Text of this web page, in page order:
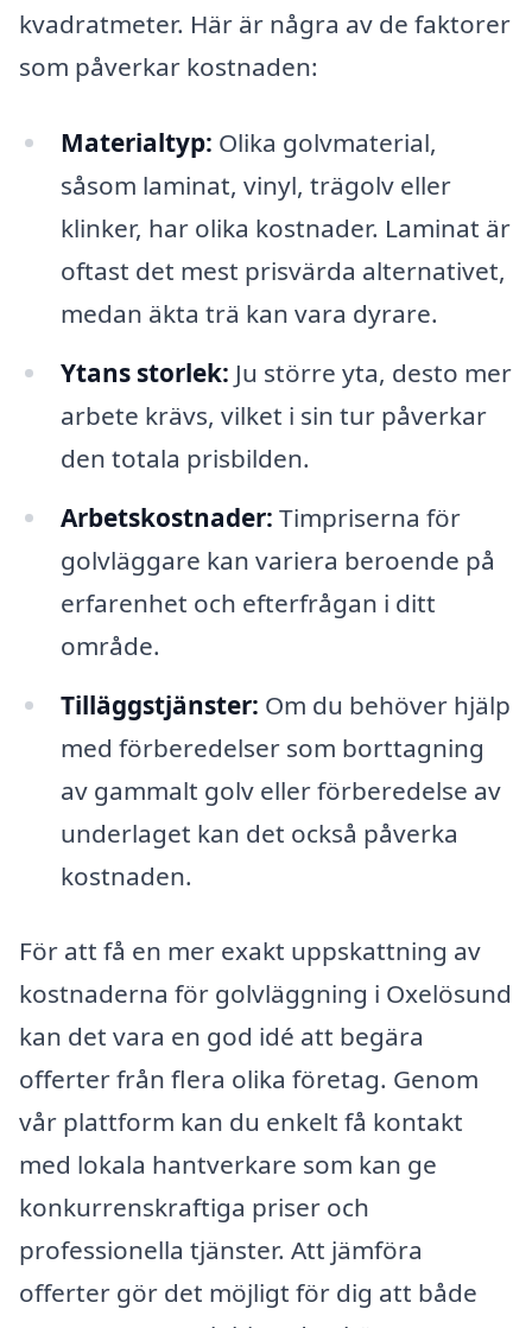
kvadratmeter. Här är några av de faktorer
som påverkar kostnaden:
Materialtyp: Olika golvmaterial,
såsom laminat, vinyl, trägolv eller
klinker, har olika kostnader. Laminat är
oftast det mest prisvärda alternativet,
medan äkta trä kan vara dyrare.
Ytans storlek: Ju större yta, desto mer
arbete krävs, vilket i sin tur påverkar
den totala prisbilden.
Arbetskostnader: Timpriserna för
golvläggare kan variera beroende på
erfarenhet och efterfrågan i ditt
område.
Tilläggstjänster: Om du behöver hjälp
med förberedelser som borttagning
av gammalt golv eller förberedelse av
underlaget kan det också påverka
kostnaden.
För att få en mer exakt uppskattning av
kostnaderna för golvläggning i Oxelösund
kan det vara en god idé att begära
offerter från flera olika företag. Genom
vår plattform kan du enkelt få kontakt
med lokala hantverkare som kan ge
konkurrenskraftiga priser och
professionella tjänster. Att jämföra
offerter gör det möjligt för dig att både